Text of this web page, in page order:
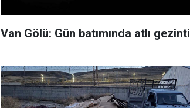
Van Gölü: Gün batımında atlı gezinti